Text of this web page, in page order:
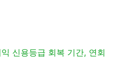
신용등급 회복 기간, 연회